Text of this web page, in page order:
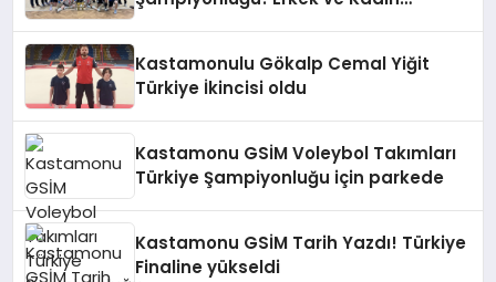
Kastamonulu Gökalp Cemal Yiğit
Türkiye İkincisi oldu
Kastamonu GSİM Voleybol Takımları
Türkiye Şampiyonluğu için parkede
Kastamonu GSİM Tarih Yazdı! Türkiye
Finaline yükseldi